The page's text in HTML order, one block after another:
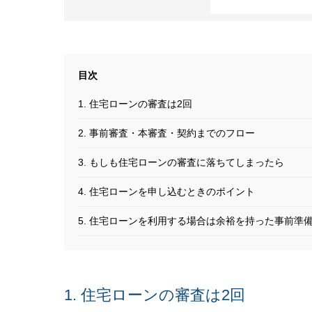
1. 住宅ローンの審査は2回
2. 事前審査・本審査・契約までのフロー
3. もしも住宅ローンの審査に落ちてしまったら
4. 住宅ローンを申し込むときのポイント
5. 住宅ローンを利用する場合は余裕を持った事前準
1. 住宅ローンの審査は2回